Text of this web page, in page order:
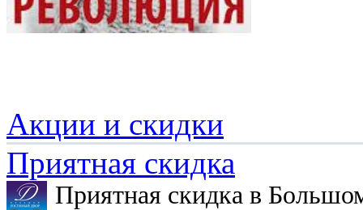
Акции и скидки
Приятная скидка
Приятная скидка в